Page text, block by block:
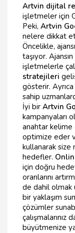
Artvin dijital
işletmeler için
Peki, Artvin
nelere dikkat
Öncelikle,
taşıyor.
işletmelerle
stratejileri
gösterir.
sahip
İyi bir Artvin
kampanyaları
anahtar kelime
optimize eder
kullanarak size
hedefler.
için doğru
oranlarını
de dahil olmak
bir yaklaşım
çözümler
çalışmalarınız
büyütmenize